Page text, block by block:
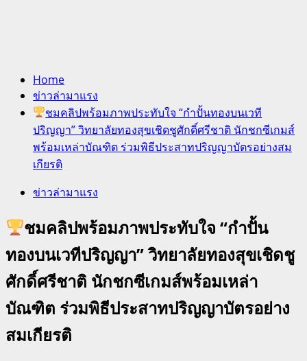
Home
ข่าวล่ามาแรง
ชมคลิปพร้อมภาพประทับใจ “กำปั้นทองบนเวที
ปริญญา” วิทยาลัยทองสุขเชิดชูศักดิ์ศรีชาติ นักชกซีเกมส์
พร้อมเหล่าบัณฑิต ร่วมพิธีประสาทปริญญาบัตรอย่างสม
เกียรติ
ข่าวล่ามาแรง
ชมคลิปพร้อมภาพประทับใจ “กำปั้น
ทองบนเวทีปริญญา” วิทยาลัยทองสุขเชิดชู
ศักดิ์ศรีชาติ นักชกซีเกมส์พร้อมเหล่า
บัณฑิต ร่วมพิธีประสาทปริญญาบัตรอย่าง
สมเกียรติ